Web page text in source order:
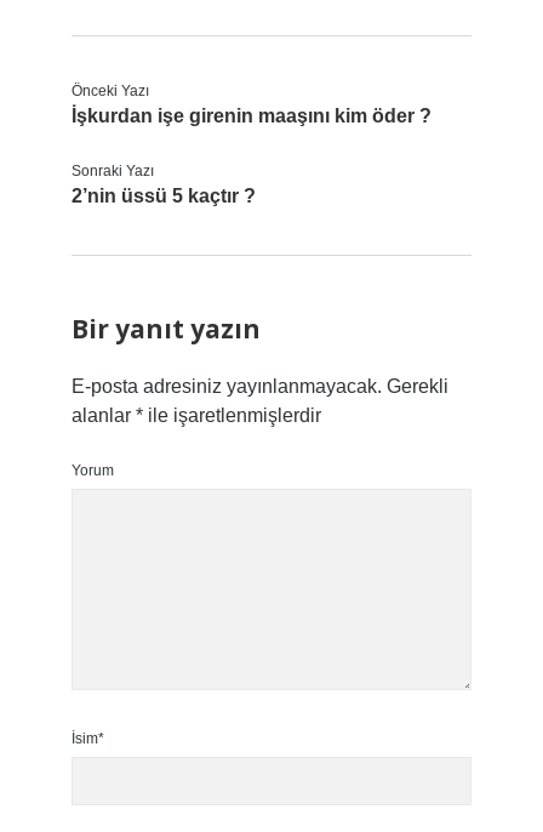
Önceki Yazı
İşkurdan işe girenin maaşını kim öder ?
Sonraki Yazı
2’nin üssü 5 kaçtır ?
Bir yanıt yazın
E-posta adresiniz yayınlanmayacak. Gerekli
alanlar *ile işaretlenmişlerdir
Yorum
İsim*